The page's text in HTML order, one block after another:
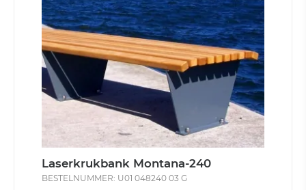
Laserkrukbank Montana-240
BESTELNUMMER: U01 048240 03 G